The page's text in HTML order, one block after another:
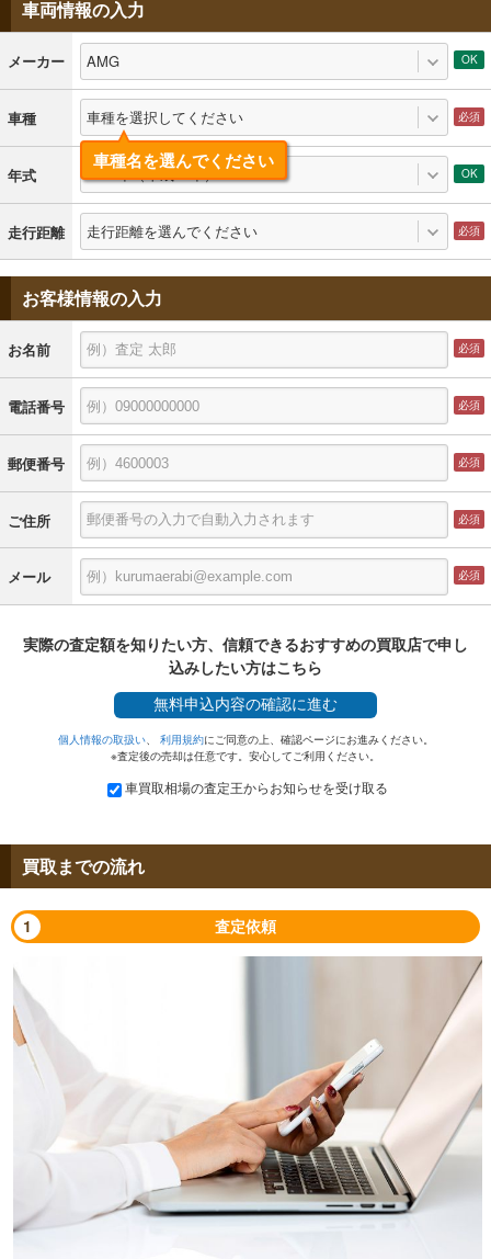
車両情報の入力
メーカー AMG
車種 車種を選択してください
車種名を選んでください
年式 2010年（平成22年）
走行距離 走行距離を選んでください
お客様情報の入力
お名前
電話番号
郵便番号
ご住所
メール
実際の査定額を知りたい方、信頼できるおすすめの買取店で申し
込みしたい方はこちら
無料申込内容の確認に進む
個人情報の取扱い、 利用規約にご同意の上、確認ページにお進みください。
※査定後の売却は任意です。安心してご利用ください。
車買取相場の査定王からお知らせを受け取る
買取までの流れ
1 査定依頼